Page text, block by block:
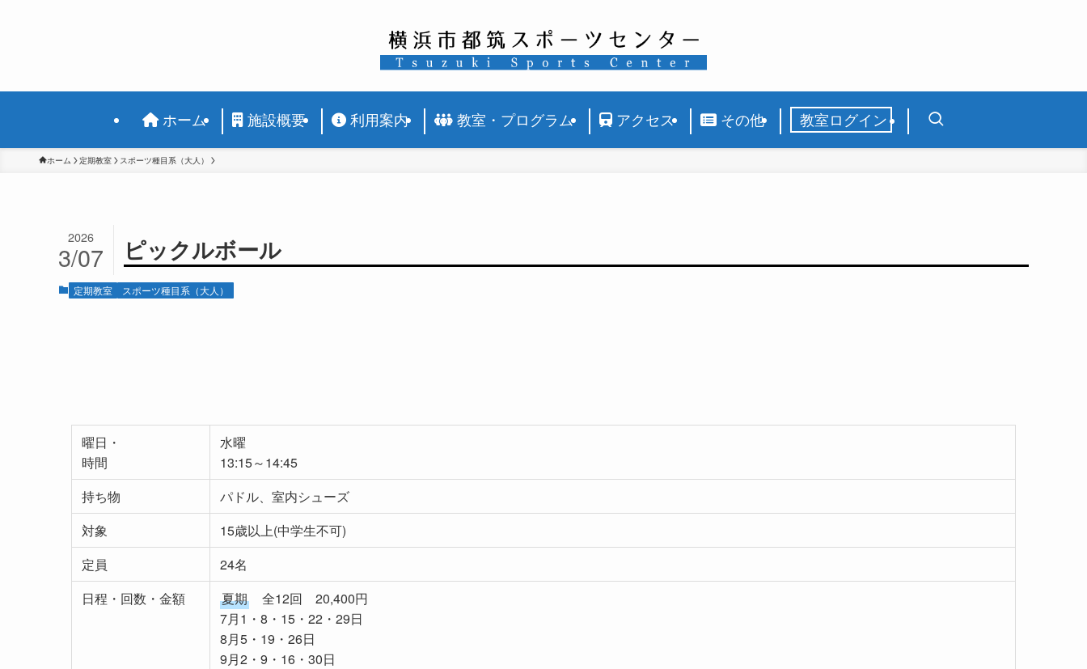
ホーム 施設概要 利用案内 教室・プログラム アクセス その他 教室ログイン
ホーム 定期教室 スポーツ種目系（大人）
ピックルボール
2026
3/07
定期教室 スポーツ種目系（大人）
曜日・
時間
水曜
13:15～14:45
持ち物
パドル、室内シューズ
対象
15歳以上(中学生不可)
定員
24名
日程・回数・金額
夏期 全12回 20,400円
7月1・8・15・22・29日
8月5・19・26日
9月2・9・16・30日